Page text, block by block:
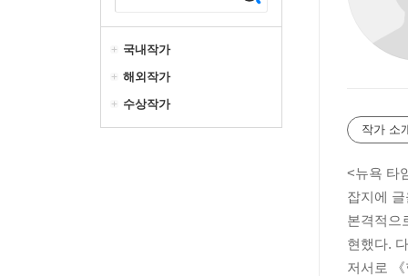
국내작가
해외작가
수상작가
작가 소
<뉴욕 타
잡지에
본격적으
현했다.
저서로